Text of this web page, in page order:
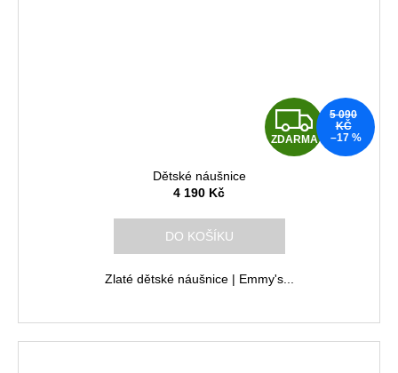
Z
D
ZDARMA
5 090
KČ
–17 %
Dětské náušnice
4 190 Kč
DO KOŠÍKU
Zlaté dětské náušnice | Emmy's...